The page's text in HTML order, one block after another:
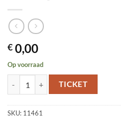
€ 0,00
Op voorraad
Connectie Café Breda – i.s.m.
TICKET
SKU: 11461